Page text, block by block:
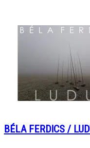
BÉLA FERDICS /